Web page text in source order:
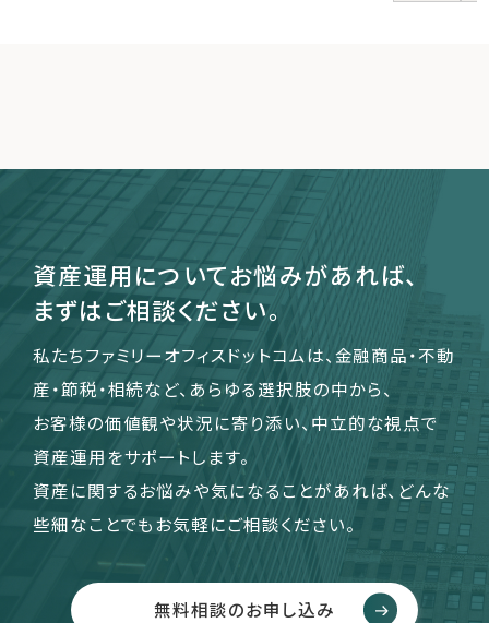
資産運用についてお悩みがあれば、
まずはご相談ください。
私たちファミリーオフィスドットコムは、金融商品・不動
産・節税・相続など、あらゆる選択肢の中から、
お客様の価値観や状況に寄り添い、中立的な視点で
資産運用をサポートします。
資産に関するお悩みや気になることがあれば、どんな
些細なことでもお気軽にご相談ください。
無料相談のお申し込み